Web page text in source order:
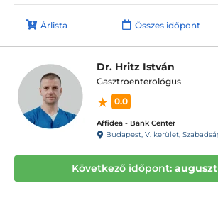
Árlista Összes időpont
Dr. Hritz István
Gasztroenterológus
0.0
Affidea - Bank Center
Budapest, V. kerület,
Következő időpont: